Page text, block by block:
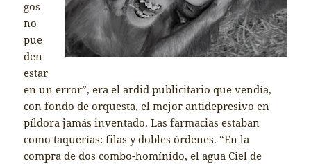
gos
no
pue
den
estar
en un error”, era el ardid publicitario que vendía,
con fondo de orquesta, el mejor antidepresivo en
píldora jamás inventado. Las farmacias estaban
como taquerías: filas y dobles órdenes. “En la
compra de dos combo-homínido, el agua Ciel de